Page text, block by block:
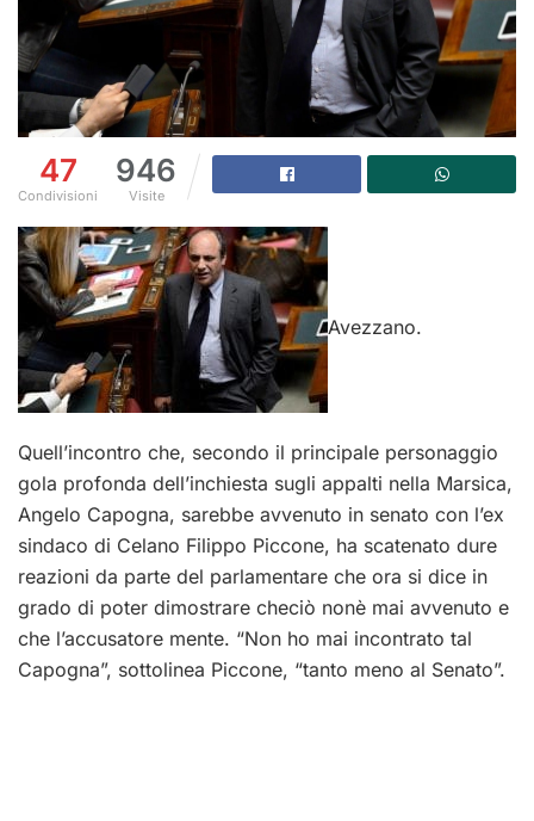
47
Condivisioni
946
Visite
Avezzano.
Quell’incontro che, secondo il principale personaggio
gola profonda dell’inchiesta sugli appalti nella Marsica,
Angelo Capogna, sarebbe avvenuto in senato con l’ex
sindaco di Celano Filippo Piccone, ha scatenato dure
reazioni da parte del parlamentare che ora si dice in
grado di poter dimostrare checiò nonè mai avvenuto e
che l’accusatore mente. “Non ho mai incontrato tal
Capogna”, sottolinea Piccone, “tanto meno al Senato”.